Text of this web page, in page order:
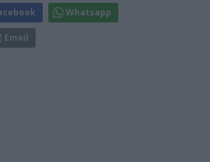
Whatsapp
Email